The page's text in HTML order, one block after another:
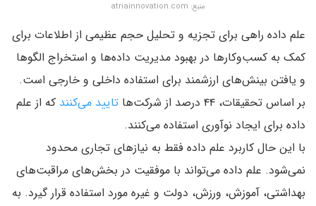
منبع: atriainnovation.com
علم داده راهی برای تجزیه و تحلیل حجم عظیمی از اطلاعات برای
کمک به کسب‌وکارها در بهبود مدیریت داده‌ها و استخراج الگوها
و یافتن بینش‌های ارزشمند برای استفاده داخلی و خارجی است.
بر اساس تحقیقات، ۴۴ درصد از شرکت‌ها
تایید می‌کنند که از علم
داده برای ایجاد نوآوری استفاده می‌کنند.
با این حال کاربرد علم داده فقط به نیازهای تجاری محدود
نمی‌شود. علم داده می‌تواند با موفقیت در بخش‌های مراقبت‌های
بهداشتی، آموزش، ورزش، دولت و غیره مورد استفاده قرار گیرد. به